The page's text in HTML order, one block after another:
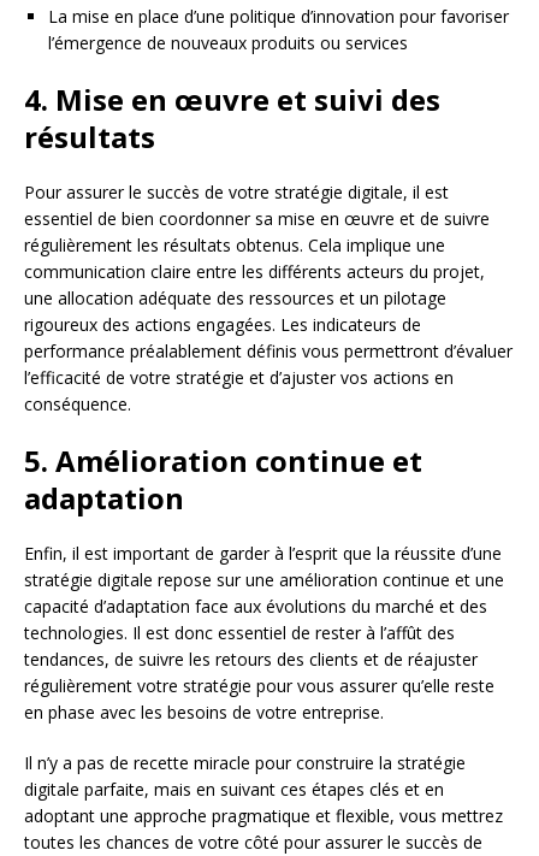
La mise en place d’une politique d’innovation pour favoriser
l’émergence de nouveaux produits ou services
4. Mise en œuvre et suivi des
résultats
Pour assurer le succès de votre stratégie digitale, il est
essentiel de bien coordonner sa mise en œuvre et de suivre
régulièrement les résultats obtenus. Cela implique une
communication claire entre les différents acteurs du projet,
une allocation adéquate des ressources et un pilotage
rigoureux des actions engagées. Les indicateurs de
performance préalablement définis vous permettront d’évaluer
l’efficacité de votre stratégie et d’ajuster vos actions en
conséquence.
5. Amélioration continue et
adaptation
Enfin, il est important de garder à l’esprit que la réussite d’une
stratégie digitale repose sur une amélioration continue et une
capacité d’adaptation face aux évolutions du marché et des
technologies. Il est donc essentiel de rester à l’affût des
tendances, de suivre les retours des clients et de réajuster
régulièrement votre stratégie pour vous assurer qu’elle reste
en phase avec les besoins de votre entreprise.
Il n’y a pas de recette miracle pour construire la stratégie
digitale parfaite, mais en suivant ces étapes clés et en
adoptant une approche pragmatique et flexible, vous mettrez
toutes les chances de votre côté pour assurer le succès de